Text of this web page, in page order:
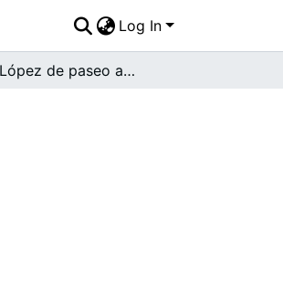
Log In
Elvira López de paseo a la Hacienda El Paraiso